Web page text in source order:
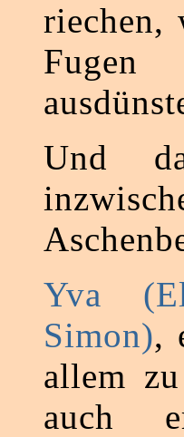
riechen,
Und
Yva
Simon),
allem
auch